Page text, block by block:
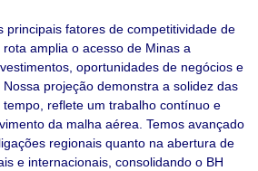
principais fatores de competitividade de
amplia o acesso de Minas a
oportunidades de negócios e
projeção demonstra a solidez das
reflete um trabalho contínuo e
da malha aérea. Temos avançado
regionais quanto na abertura de
e internacionais, consolidando o BH